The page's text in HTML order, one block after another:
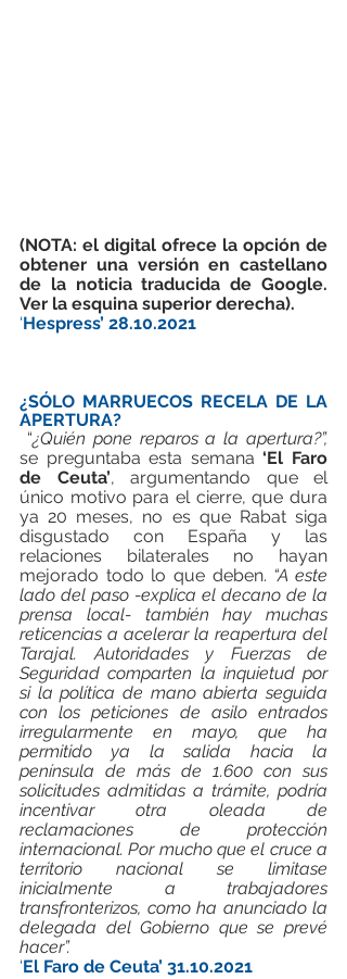
(NOTA: el digital ofrece la opción de
obtener una versión en castellano
de la noticia traducida de Google.
Ver la esquina superior derecha).
‘Hespress’ 28.10.2021
¿SÓLO MARRUECOS RECELA DE LA
APERTURA?
“¿Quién pone reparos a la apertura?”,
se preguntaba esta semana ‘El Faro
de Ceuta’, argumentando que el
único motivo para el cierre, que dura
ya 20 meses, no es que Rabat siga
disgustado con España y las
relaciones bilaterales no hayan
mejorado todo lo que deben. “A este
lado del paso -explica el decano de la
prensa local- también hay muchas
reticencias a acelerar la reapertura del
Tarajal. Autoridades y Fuerzas de
Seguridad comparten la inquietud por
si la política de mano abierta seguida
con los peticiones de asilo entrados
irregularmente en mayo, que ha
permitido ya la salida hacia la
península de más de 1.600 con sus
solicitudes admitidas a trámite, podría
incentivar otra oleada de
reclamaciones de protección
internacional. Por mucho que el cruce a
territorio nacional se limitase
inicialmente a trabajadores
transfronterizos, como ha anunciado la
delegada del Gobierno que se prevé
hacer”.
‘El Faro de Ceuta’ 31.10.2021